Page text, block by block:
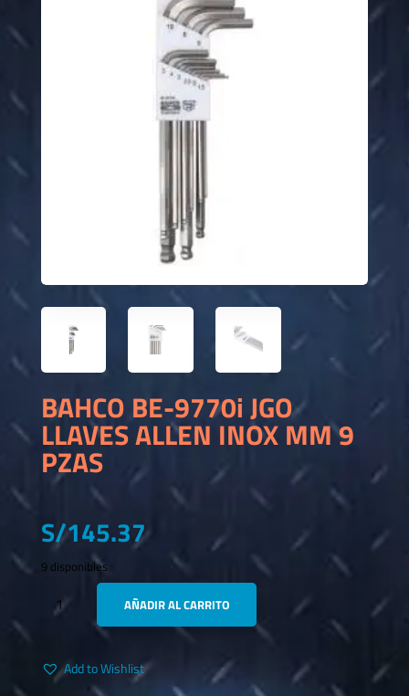
BAHCO BE-9770i JGO
LLAVES ALLEN INOX MM 9
PZAS
S/145.37
9 disponibles
BE-
LLAVES
AÑADIR AL CARRITO
Add to Wishlist